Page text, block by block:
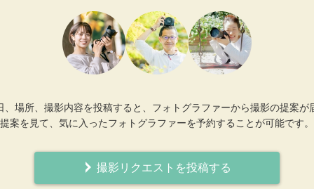
、場所、撮影内容を投稿すると、フォトグラファーから撮影の提案が
提案を見て、気に入ったフォトグラファーを予約することが可能です。
撮影リクエストを投稿する